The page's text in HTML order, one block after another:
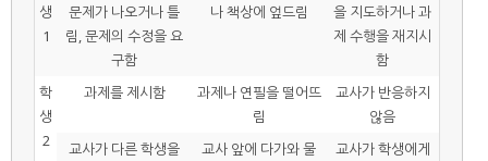
생
1
문제가 나오거나 틀
림, 문제의 수정을 요
구함
나 책상에 엎드림
을 지도하거나 과
제 수행을 재지시
함
학
생
2
과제를 제시함
과제나 연필을 떨어뜨
림
교사가 반응하지
않음
교사가 다른 학생을
교사 앞에 다가와 물
교사가 학생에게